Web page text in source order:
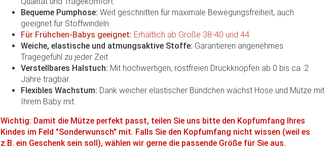
Bequeme Pumphose: Weit geschnitten für maximale Bewegungsfreiheit, auch
geeignet für Stoffwindeln.
Für Frühchen-Babys geeignet: Erhältlich ab Größe 38-40 und 44.
Weiche, elastische und atmungsaktive Stoffe: Garantieren angenehmes
Tragegefühl zu jeder Zeit.
Verstellbares Halstuch: Mit hochwertigen, rostfreien Druckknöpfen ab 0 bis ca. 2
Jahre tragbar.
Flexibles Wachstum: Dank weicher elastischer Bündchen wächst Hose und Mütze mit
Ihrem Baby mit.
Wichtig: Damit die Mütze perfekt passt, teilen Sie uns bitte den Kopfumfang Ihres
Kindes im Feld "Sonderwunsch" mit. Falls Sie den Kopfumfang nicht wissen (weil es
z.B. ein Geschenk sein soll), wählen wir gerne die passende Größe für Sie aus.